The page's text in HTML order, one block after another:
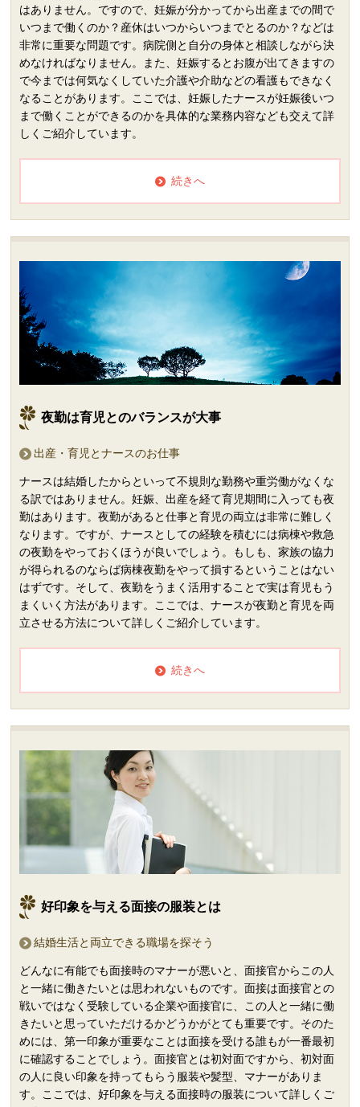
はありません。ですので、妊娠が分かってから出産までの間で
いつまで働くのか？産休はいつからいつまでとるのか？などは
非常に重要な問題です。病院側と自分の身体と相談しながら決
めなければなりません。また、妊娠するとお腹が出てきますの
で今までは何気なくしていた介護や介助などの看護もできなく
なることがあります。ここでは、妊娠したナースが妊娠後いつ
まで働くことができるのかを具体的な業務内容なども交えて詳
しくご紹介しています。
続きへ
夜勤は育児とのバランスが大事
出産・育児とナースのお仕事
ナースは結婚したからといって不規則な勤務や重労働がなくな
る訳ではありません。妊娠、出産を経て育児期間に入っても夜
勤はあります。夜勤があると仕事と育児の両立は非常に難しく
なります。ですが、ナースとしての経験を積むには病棟や救急
の夜勤をやっておくほうが良いでしょう。もしも、家族の協力
が得られるのならば病棟夜勤をやって損するということはない
はずです。そして、夜勤をうまく活用することで実は育児もう
まくいく方法があります。ここでは、ナースが夜勤と育児を両
立させる方法について詳しくご紹介しています。
続きへ
好印象を与える面接の服装とは
結婚生活と両立できる職場を探そう
どんなに有能でも面接時のマナーが悪いと、面接官からこの人
と一緒に働きたいとは思われないものです。面接は面接官との
戦いではなく受験している企業や面接官に、この人と一緒に働
きたいと思っていただけるかどうかがとても重要です。そのた
めには、第一印象が重要なことは面接を受ける誰もが一番最初
に確認することでしょう。面接官とは初対面ですから、初対面
の人に良い印象を持ってもらう服装や髪型、マナーがありま
す。ここでは、好印象を与える面接時の服装について詳しくご